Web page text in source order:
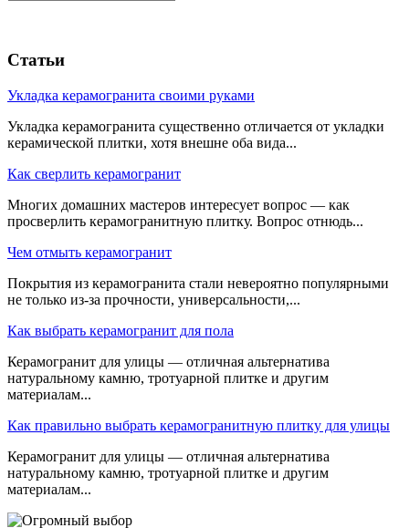
Статьи
Укладка керамогранита своими руками
Укладка керамогранита существенно отличается от укладки
керамической плитки, хотя внешне оба вида...
Как сверлить керамогранит
Многих домашних мастеров интересует вопрос — как
просверлить керамогранитную плитку. Вопрос отнюдь...
Чем отмыть керамогранит
Покрытия из керамогранита стали невероятно популярными
не только из-за прочности, универсальности,...
Как выбрать керамогранит для пола
Керамогранит для улицы — отличная альтернатива
натуральному камню, тротуарной плитке и другим
материалам...
Как правильно выбрать керамогранитную плитку для улицы
Керамогранит для улицы — отличная альтернатива
натуральному камню, тротуарной плитке и другим
материалам...